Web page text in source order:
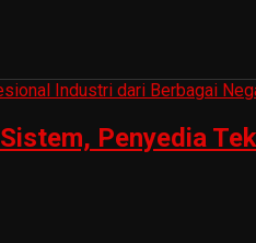
Penyedia